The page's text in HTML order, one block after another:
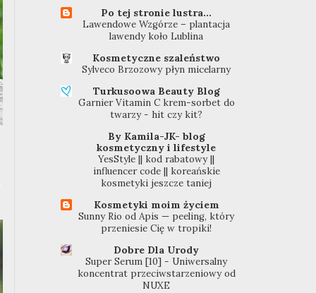
Po tej stronie lustra...
Lawendowe Wzgórze – plantacja
lawendy koło Lublina
Kosmetyczne szaleństwo
Sylveco Brzozowy płyn micelarny
Turkusoowa Beauty Blog
Garnier Vitamin C krem-sorbet do
twarzy - hit czy kit?
By Kamila-JK- blog
kosmetyczny i lifestyle
YesStyle || kod rabatowy ||
influencer code || koreańskie
kosmetyki jeszcze taniej
Kosmetyki moim życiem
Sunny Rio od Apis — peeling, który
przeniesie Cię w tropiki!
Dobre Dla Urody
Super Serum [10] - Uniwersalny
koncentrat przeciwstarzeniowy od
NUXE